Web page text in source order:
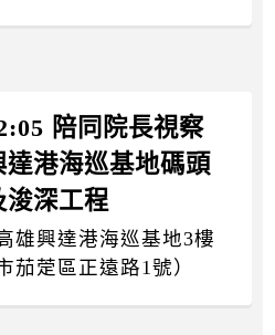
陪同院長視察
達港海巡基地碼頭
浚深工程
雄興達港海巡基地3樓
茄萣區正遠路1號）